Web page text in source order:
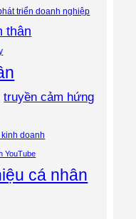
triển doanh nghiệp
thân
truyền cảm hứng
doanh
YouTube
cá nhân